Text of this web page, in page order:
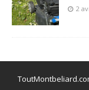
2